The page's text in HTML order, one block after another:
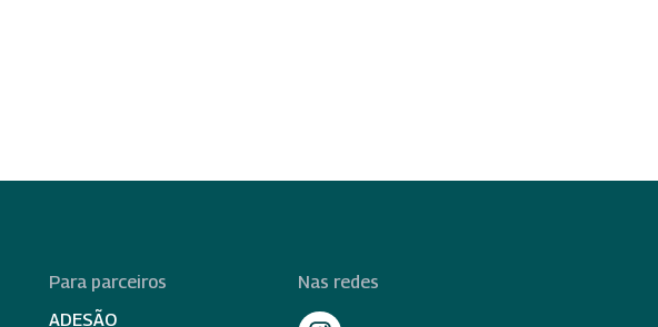
Para parceiros
ADESÃO
Nas redes